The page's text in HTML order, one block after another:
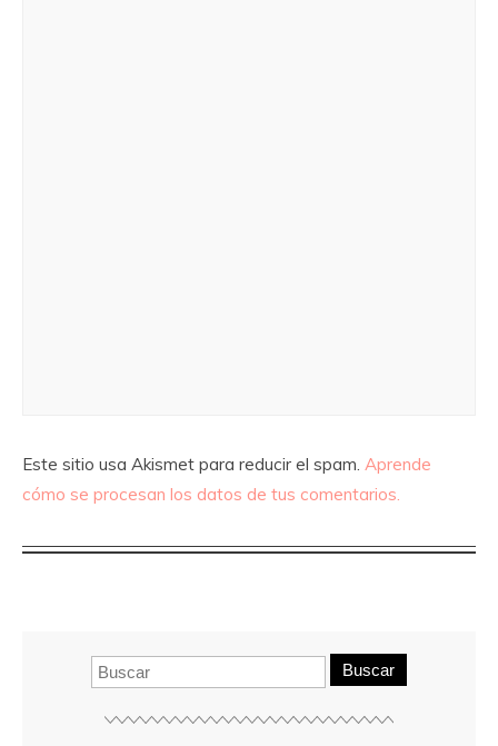
Este sitio usa Akismet para reducir el spam. Aprende
cómo se procesan los datos de tus comentarios.
Buscar